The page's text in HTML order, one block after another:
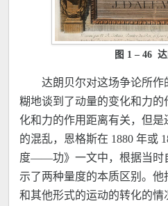
图 1 – 46
达朗贝尔对这场争论所作
糊地谈到了动量的变化和力
化和力的作用距离有关，但
的混乱，恩格斯在 1880 年或
度——功》一文中，根据当时
示了两种量度的本质区别。
和其他形式的运动的转化的